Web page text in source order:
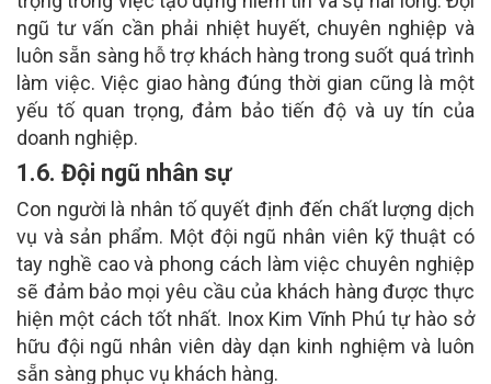
ngũ tư vấn cần phải nhiệt huyết, chuyên nghiệp và
luôn sẵn sàng hỗ trợ khách hàng trong suốt quá trình
làm việc. Việc giao hàng đúng thời gian cũng là một
yếu tố quan trọng, đảm bảo tiến độ và uy tín của
doanh nghiệp.
1.6. Đội ngũ nhân sự
Con người là nhân tố quyết định đến chất lượng dịch
vụ và sản phẩm. Một đội ngũ nhân viên kỹ thuật có
tay nghề cao và phong cách làm việc chuyên nghiệp
sẽ đảm bảo mọi yêu cầu của khách hàng được thực
hiện một cách tốt nhất. Inox Kim Vĩnh Phú tự hào sở
hữu đội ngũ nhân viên dày dạn kinh nghiệm và luôn
sẵn sàng phục vụ khách hàng.